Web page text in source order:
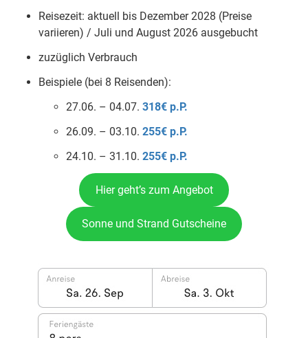
Reisezeit: aktuell bis Dezember 2028 (Preise
variieren) / Juli und August 2026 ausgebucht
zuzüglich Verbrauch
Beispiele (bei 8 Reisenden):
27.06. – 04.07. 318€ p.P.
26.09. – 03.10. 255€ p.P.
24.10. – 31.10. 255€ p.P.
Hier geht’s zum Angebot
Sonne und Strand Gutscheine